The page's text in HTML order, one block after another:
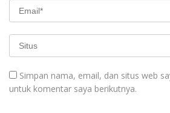
Simpan nama, email, dan situs web
untuk komentar saya berikutnya.